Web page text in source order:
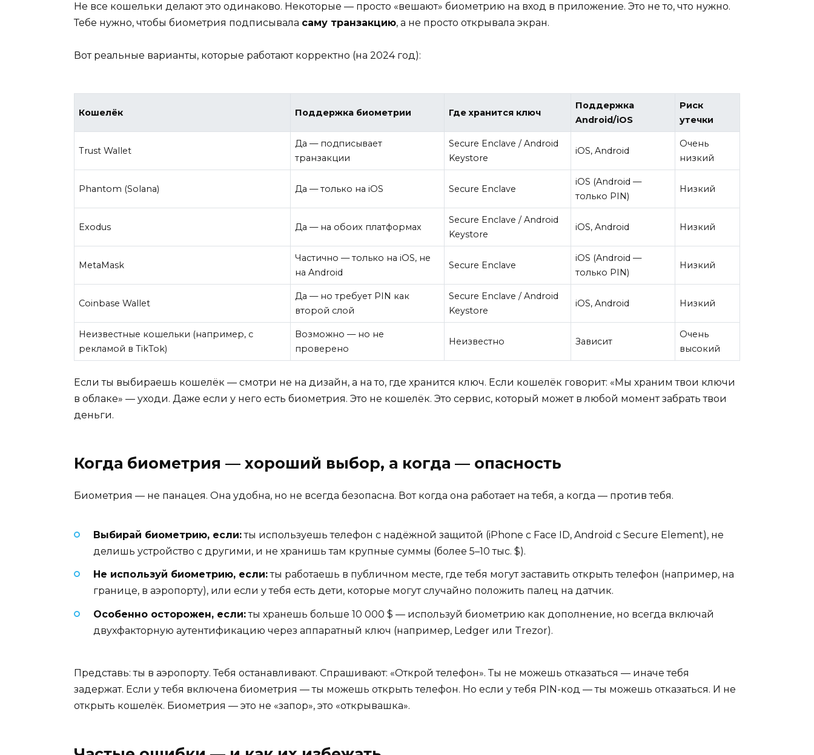
Не все кошельки делают это одинаково. Некоторые — просто «вешают» биометрию на вход в приложение. Это не то, что нужно.
Тебе нужно, чтобы биометрия подписывала саму транзакцию, а не просто открывала экран.
Вот реальные варианты, которые работают корректно (на 2024 год):
Кошелёк Поддержка биометрии Где хранится ключ
Поддержка
Android/iOS
Риск
утечки
Trust Wallet
Да — подписывает
транзакции
Secure Enclave / Android
Keystore
iOS, Android
Очень
низкий
Phantom (Solana) Да — только на iOS Secure Enclave
iOS (Android —
только PIN)
Низкий
Exodus Да — на обоих платформах
Secure Enclave / Android
Keystore
iOS, Android Низкий
MetaMask
Частично — только на iOS, не
на Android
Secure Enclave
iOS (Android —
только PIN)
Низкий
Coinbase Wallet
Да — но требует PIN как
второй слой
Secure Enclave / Android
Keystore
iOS, Android Низкий
Неизвестные кошельки (например, с
рекламой в TikTok)
Возможно — но не
проверено
Неизвестно Зависит
Очень
высокий
Если ты выбираешь кошелёк — смотри не на дизайн, а на то, где хранится ключ. Если кошелёк говорит: «Мы храним твои ключи
в облаке» — уходи. Даже если у него есть биометрия. Это не кошелёк. Это сервис, который может в любой момент забрать твои
деньги.
Когда биометрия — хороший выбор, а когда — опасность
Биометрия — не панацея. Она удобна, но не всегда безопасна. Вот когда она работает на тебя, а когда — против тебя.
Выбирай биометрию, если:ты используешь телефон с надёжной защитой (iPhone с Face ID, Android с Secure Element), не
делишь устройство с другими, и не хранишь там крупные суммы (более 5–10 тыс. $).
Не используй биометрию, если:ты работаешь в публичном месте, где тебя могут заставить открыть телефон (например, на
границе, в аэропорту), или если у тебя есть дети, которые могут случайно положить палец на датчик.
Особенно осторожен, если:ты хранешь больше 10 000 $ — используй биометрию как дополнение, но всегда включай
двухфакторную аутентификацию через аппаратный ключ (например, Ledger или Trezor).
Представь: ты в аэропорту. Тебя останавливают. Спрашивают: «Открой телефон». Ты не можешь отказаться — иначе тебя
задержат. Если у тебя включена биометрия — ты можешь открыть телефон. Но если у тебя PIN-код — ты можешь отказаться. И не
открыть кошелёк. Биометрия — это не «запор», это «открывашка».